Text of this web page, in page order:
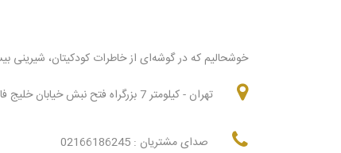
خوشحالیم که در گوشه‌ای از خاطرات کودکیتان،
تهران - كيلومتر 7 بزرگراه فتح نبش خيابان خليج فارس
صدای مشتریان : 02166186245